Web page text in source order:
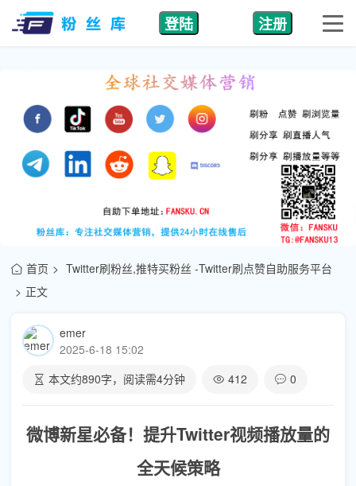
登陆 注册
首页
Twitter刷粉丝,推特买粉丝 -Twitter刷点赞自助服务平台
正文
emer
2025-6-18 15:02
本文约890字，阅读需4分钟 412 0
微博新星必备！提升Twitter视频播放量的
全天候策略